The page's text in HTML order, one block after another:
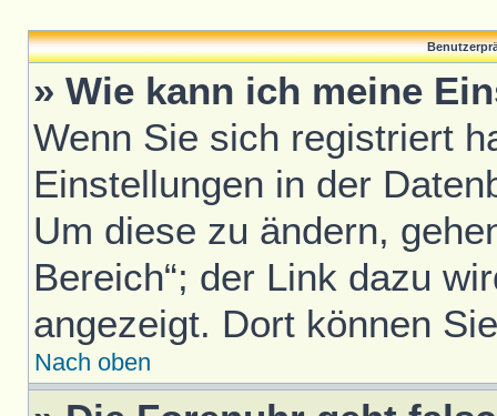
» Wie kann ich meine
Wenn Sie sich registriert
Einstellungen in der
Um diese zu ändern,
Bereich“; der Link dazu
angezeigt. Dort können
Nach oben